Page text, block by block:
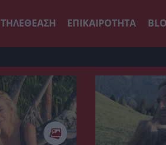
ΤΗΛΕΘΕΑΣΗ ΕΠΙΚΑΙΡΟΤΗΤΑ